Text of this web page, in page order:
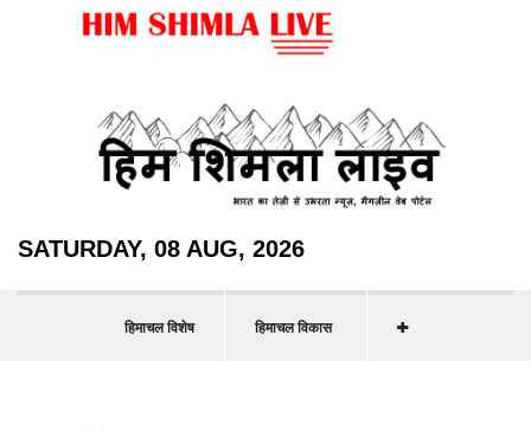
SATURDAY, 08 AUG, 2026
हिमाचल विशेष हिमाचल विकास